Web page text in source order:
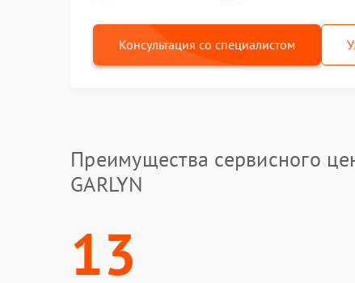
Консультация со специалистом
Преимущества сервисного
GARLYN
13